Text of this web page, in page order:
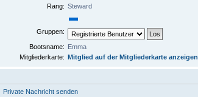
Rang: Steward
Gruppen:
Bootsname: Emma
Mitgliederkarte: Mitglied auf der Mitgliederkarte anzeigen
Private Nachricht senden